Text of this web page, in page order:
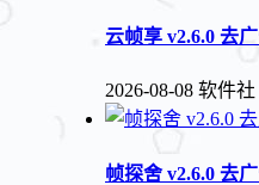
云帧享 v2.6.0 去
2026-08-08 软件社
帧探舍 v2.6.0 去